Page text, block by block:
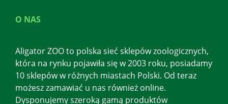
O NAS
Aligator ZOO to polska sieć sklepów zoologicznych,
która na rynku pojawiła się w 2003 roku, posiadamy
10 sklepów w różnych miastach Polski. Od teraz
możesz zamawiać u nas również online.
Dysponujemy szeroką gamą produktów